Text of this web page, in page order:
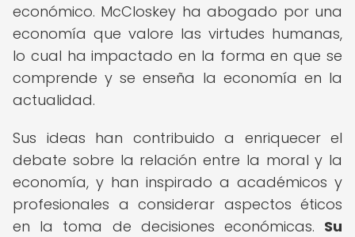
económico. McCloskey ha abogado por una
economía que valore las virtudes humanas,
lo cual ha impactado en la forma en que se
comprende y se enseña la economía en la
actualidad.
Sus ideas han contribuido a enriquecer el
debate sobre la relación entre la moral y la
economía, y han inspirado a académicos y
profesionales a considerar aspectos éticos
en la toma de decisiones económicas. Su